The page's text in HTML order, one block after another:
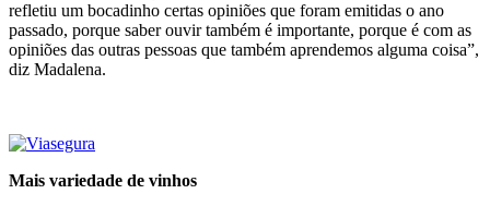
refletiu um bocadinho certas opiniões que foram emitidas o ano
passado, porque saber ouvir também é importante, porque é com as
opiniões das outras pessoas que também aprendemos alguma coisa”,
diz Madalena.
Mais variedade de vinhos